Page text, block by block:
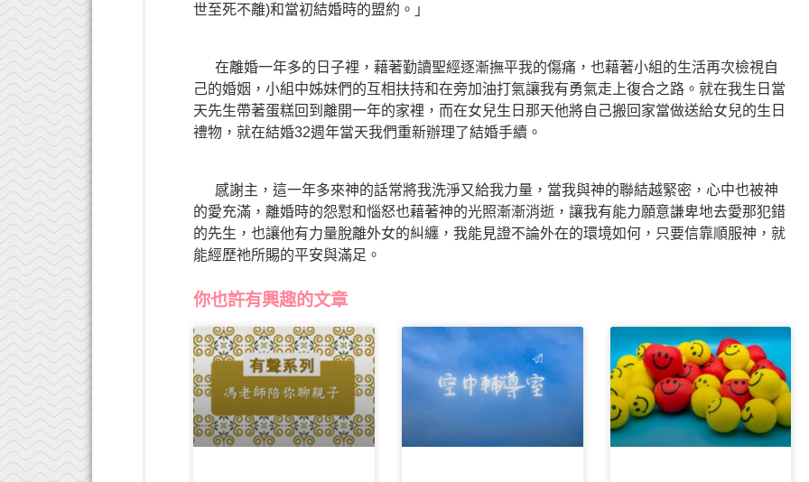
世至死不離)和當初結婚時的盟約。」
在離婚一年多的日子裡，藉著勤讀聖經逐漸撫平我的傷痛，也藉著小組的生活再次檢視自
己的婚姻，小組中姊妹們的互相扶持和在旁加油打氣讓我有勇氣走上復合之路。就在我生日當
天先生帶著蛋糕回到離開一年的家裡，而在女兒生日那天他將自己搬回家當做送給女兒的生日
禮物，就在結婚32週年當天我們重新辦理了結婚手續。
感謝主，這一年多來神的話常將我洗淨又給我力量，當我與神的聯結越緊密，心中也被神
的愛充滿，離婚時的怨懟和惱怒也藉著神的光照漸漸消逝，讓我有能力願意謙卑地去愛那犯錯
的先生，也讓他有力量脫離外女的糾纏，我能見證不論外在的環境如何，只要信靠順服神，就
能經歷祂所賜的平安與滿足。
你也許有興趣的文章